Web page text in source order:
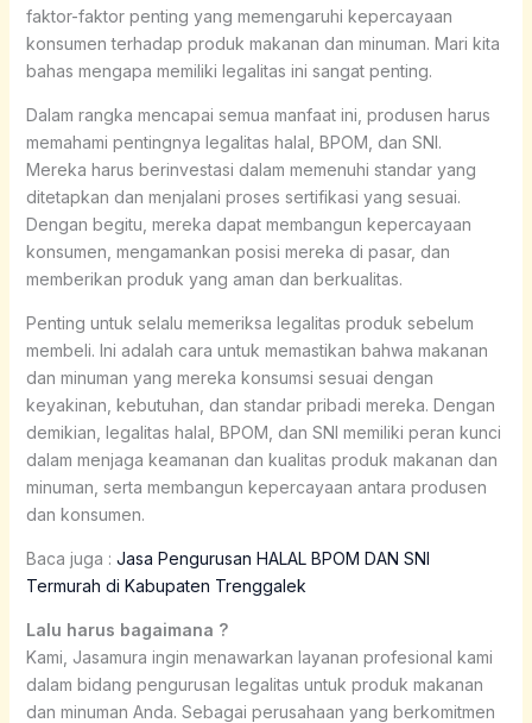
faktor-faktor penting yang memengaruhi kepercayaan
konsumen terhadap produk makanan dan minuman. Mari kita
bahas mengapa memiliki legalitas ini sangat penting.
Dalam rangka mencapai semua manfaat ini, produsen harus
memahami pentingnya legalitas halal, BPOM, dan SNI.
Mereka harus berinvestasi dalam memenuhi standar yang
ditetapkan dan menjalani proses sertifikasi yang sesuai.
Dengan begitu, mereka dapat membangun kepercayaan
konsumen, mengamankan posisi mereka di pasar, dan
memberikan produk yang aman dan berkualitas.
Penting untuk selalu memeriksa legalitas produk sebelum
membeli. Ini adalah cara untuk memastikan bahwa makanan
dan minuman yang mereka konsumsi sesuai dengan
keyakinan, kebutuhan, dan standar pribadi mereka. Dengan
demikian, legalitas halal, BPOM, dan SNI memiliki peran kunci
dalam menjaga keamanan dan kualitas produk makanan dan
minuman, serta membangun kepercayaan antara produsen
dan konsumen.
Baca juga : Jasa Pengurusan HALAL BPOM DAN SNI
Termurah di Kabupaten Trenggalek
Lalu harus bagaimana ?
Kami, Jasamura ingin menawarkan layanan profesional kami
dalam bidang pengurusan legalitas untuk produk makanan
dan minuman Anda. Sebagai perusahaan yang berkomitmen